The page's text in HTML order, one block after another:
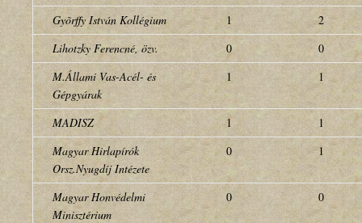
Gyõrffy István Kollégium 1
2
Lihotzky Ferencné, özv.
0
0
M.Állami Vas-Acél- és
Gépgyárak
1 1
MADISZ 1
1
Magyar Hirlapírók
Orsz.Nyugdíj Intézete
0 1
Magyar Honvédelmi
Minisztérium
0 0